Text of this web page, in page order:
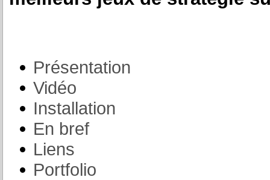
Présentation
Vidéo
Installation
En bref
Liens
Portfolio